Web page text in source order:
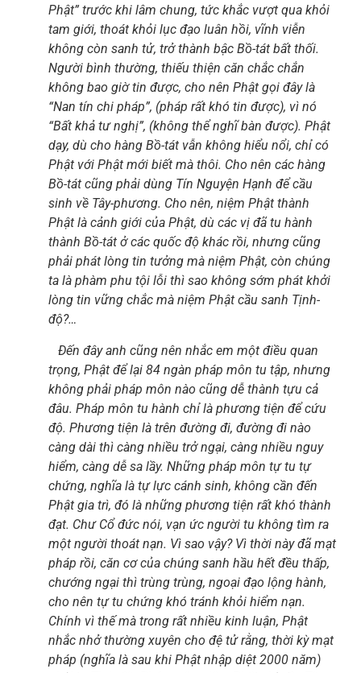
Phật” trước khi lâm chung, tức khắc vượt qua khỏi
tam giới, thoát khỏi lục đạo luân hồi, vĩnh viễn
không còn sanh tử, trở thành bậc Bồ-tát bất thối.
Người bình thường, thiếu thiện căn chắc chắn
không bao giờ tin được, cho nên Phật gọi đây là
“Nan tín chi pháp”, (pháp rất khó tin được), vì nó
“Bất khả tư nghị”, (không thể nghĩ bàn được). Phật
dạy, dù cho hàng Bồ-tát vẫn không hiểu nổi, chỉ có
Phật với Phật mới biết mà thôi. Cho nên các hàng
Bồ-tát cũng phải dùng Tín Nguyện Hạnh để cầu
sinh về Tây-phương. Cho nên, niệm Phật thành
Phật là cảnh giới của Phật, dù các vị đã tu hành
thành Bồ-tát ở các quốc độ khác rồi, nhưng cũng
phải phát lòng tin tưởng mà niệm Phật, còn chúng
ta là phàm phu tội lỗi thì sao không sớm phát khởi
lòng tin vững chắc mà niệm Phật cầu sanh Tịnh-
độ?…
Đến đây anh cũng nên nhắc em một điều quan
trọng, Phật để lại 84 ngàn pháp môn tu tập, nhưng
không phải pháp môn nào cũng dễ thành tựu cả
đâu. Pháp môn tu hành chỉ là phương tiện để cứu
độ. Phương tiện là trên đường đi, đường đi nào
càng dài thì càng nhiều trở ngại, càng nhiều nguy
hiểm, càng dễ sa lầy. Những pháp môn tự tu tự
chứng, nghĩa là tự lực cánh sinh, không cần đến
Phật gia trì, đó là những phương tiện rất khó thành
đạt. Chư Cổ đức nói, vạn ức người tu không tìm ra
một người thoát nạn. Vì sao vậy? Vì thời này đã mạt
pháp rồi, căn cơ của chúng sanh hầu hết đều thấp,
chướng ngại thì trùng trùng, ngoại đạo lộng hành,
cho nên tự tu chứng khó tránh khỏi hiểm nạn.
Chính vì thế mà trong rất nhiều kinh luận, Phật
nhắc nhở thường xuyên cho đệ tử rằng, thời kỳ mạt
pháp (nghĩa là sau khi Phật nhập diệt 2000 năm)